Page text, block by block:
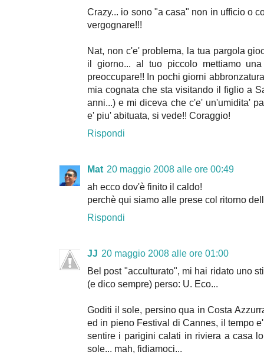
Crazy... io sono "a casa" non in ufficio o
vergognare!!!
Nat, non c'e' problema, la tua pargola
il giorno... al tuo piccolo mettiamo
preoccupare!! In pochi giorni
mia cognata che sta visitando il figlio a
anni...) e mi diceva che c'e' un'umidita'
e' piu' abituata, si vede!! Coraggio!
Rispondi
Mat 20 maggio 2008 alle ore 00:49
ah ecco dov'è finito il caldo!
perchè qui siamo alle prese col ritorno
Rispondi
JJ 20 maggio 2008 alle ore 01:00
Bel post "acculturato", mi hai ridato uno
(e dico sempre) perso: U. Eco...
Goditi il sole, persino qua in Costa
ed in pieno Festival di Cannes, il tempo
sentire i parigini calati in riviera a casa
sole... mah, fidiamoci...